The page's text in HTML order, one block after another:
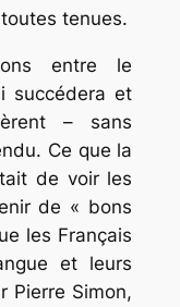
tenues.
entre le
succédera et
– sans
Ce que la
de voir les
de « bons
les Français
et leurs
Pierre Simon,